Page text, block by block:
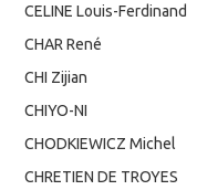
CELINE Louis-Ferdinand
CHAR René
CHI Zijian
CHIYO-NI
CHODKIEWICZ Michel
CHRETIEN DE TROYES